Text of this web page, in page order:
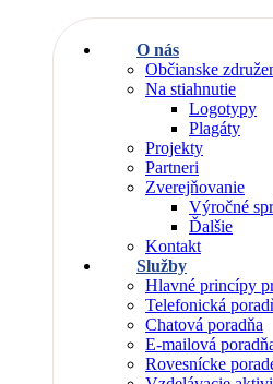
O nás
Občianske
Na stiahnutie
Logotypy
Plagáty
Projekty
Partneri
Zverejňovanie
Výročné
Ďalšie
Kontakt
Služby
Hlavné princípy
Telefonická
Chatová poradňa
E-mailová
Rovesnícke